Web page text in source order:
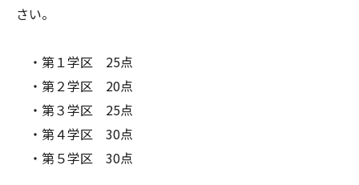
さい。
・第１学区 25点
・第２学区 20点
・第３学区 25点
・第４学区 30点
・第５学区 30点